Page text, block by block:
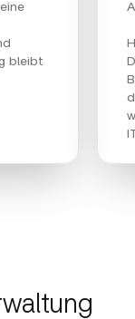
bleibt